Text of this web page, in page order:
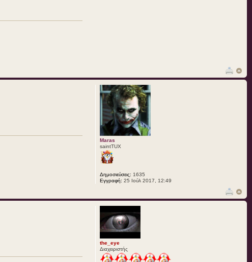
Maras
saintTUX
Δημοσιεύσεις: 1635
Εγγραφή: 25 Ιούλ 2017, 12:49
the_eye
Διαχειριστής